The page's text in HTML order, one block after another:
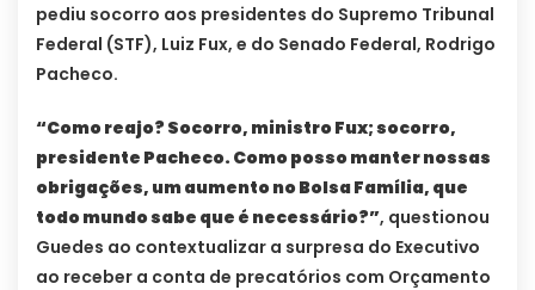
pediu socorro aos presidentes do Supremo Tribunal
Federal (STF), Luiz Fux, e do Senado Federal, Rodrigo
Pacheco.
“Como reajo? Socorro, ministro Fux; socorro,
presidente Pacheco. Como posso manter nossas
obrigações, um aumento no Bolsa Família, que
todo mundo sabe que é necessário?”, questionou
Guedes ao contextualizar a surpresa do Executivo
ao receber a conta de precatórios com Orçamento